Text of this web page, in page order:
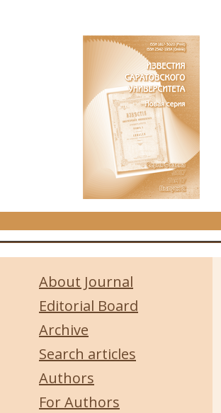
About Journal
Editorial Board
Archive
Search articles
Authors
For Authors